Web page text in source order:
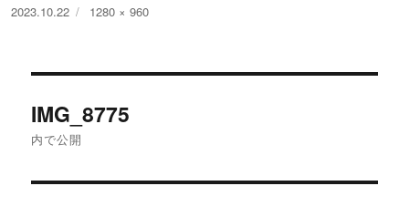
投
2023.10.22
フ
1280 × 960
稿
IMG_8775
内で公開